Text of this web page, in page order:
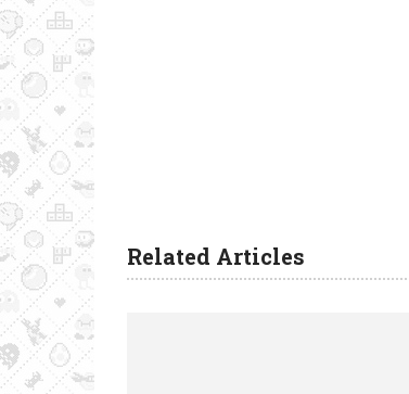
Related Articles